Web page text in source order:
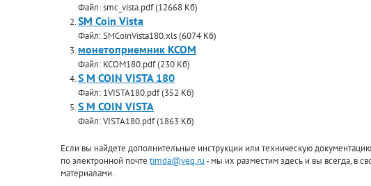
Файл: smc_vista.pdf (12668 Кб)
SM Coin Vista
Файл: SMCoinVista180.xls (6074 Кб)
монетоприемник KCOM
Файл: KCOM180.pdf (230 Кб)
S M COIN VISTA 180
Файл: 1VISTA180.pdf (352 Кб)
S M COIN VISTA
Файл: VISTA180.pdf (1863 Кб)
Если вы найдете дополнительные инструкции или техническую
по электронной почте timda@veq.ru- мы их разместим здесь и вы всегда, в
материалами.